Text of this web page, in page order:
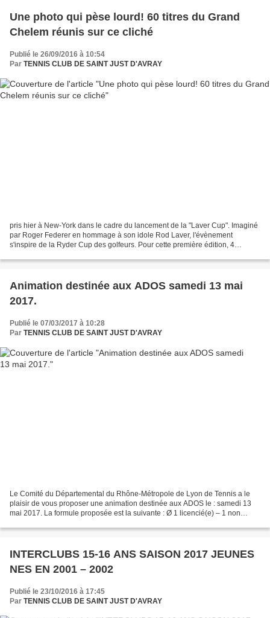
Une photo qui pèse lourd! 60 titres du Grand
Chelem réunis sur ce cliché
Publié le 26/09/2016 à 10:54
Par TENNIS CLUB DE SAINT JUST D'AVRAY
pris hier à New-York dans le cadre du lancement de la "Laver Cup". Imaginé
par Roger Federer en hommage à son idole Rod Laver, l'évènement
s'inspire de la Ryder Cup des golfeurs. Pour cette première édition, 4
Animation destinée aux ADOS samedi 13 mai
2017.
Publié le 07/03/2017 à 10:28
Par TENNIS CLUB DE SAINT JUST D'AVRAY
Le Comité du Départemental du Rhône-Métropole de Lyon de Tennis a le
plaisir de vous proposer une animation destinée aux ADOS le : samedi 13
mai 2017. La formule proposée est la suivante : Ø 1 licencié(e) – 1 non
INTERCLUBS 15-16 ANS SAISON 2017 JEUNES
NES EN 2001 – 2002
Publié le 23/10/2016 à 17:45
Par TENNIS CLUB DE SAINT JUST D'AVRAY